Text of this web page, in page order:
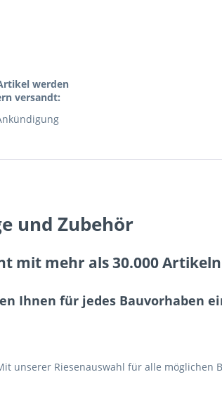
werden
versandt:
und Zubehör
mit mehr als 30.000
Ihnen für jedes Bauvorhaben
unserer Riesenauswahl für alle möglichen